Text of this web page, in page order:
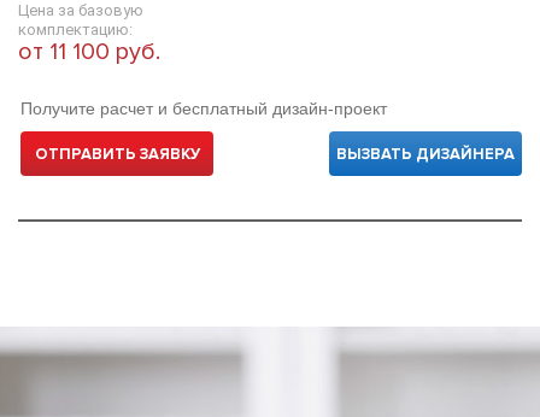
Цена за базовую
комплектацию:
от 11 100 руб.
Получите расчет и бесплатный дизайн-проект
ОТПРАВИТЬ ЗАЯВКУ ВЫЗВАТЬ ДИЗАЙНЕРА